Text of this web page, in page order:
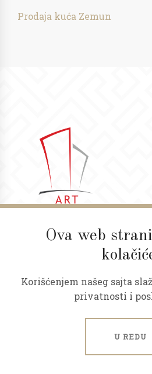
Ova web
Korišćenjem našeg sajta
privatnosti i
U REDU
Prodaja kuća Zemun